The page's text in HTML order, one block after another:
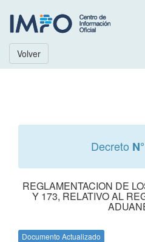
Volver
Decreto
REGLAMENTACION DE
Y 173, RELATIVO AL
Documento Actualizado